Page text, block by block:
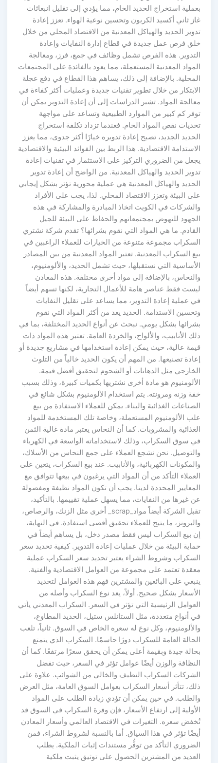
بعملية استخراج الحديد الخام، مما يؤدي إلى تقليل انبعاثات
غاز ثاني أكسيد الكربون وتحسين نوعية الهواء. تعزز إعادة
تدوير الحديد والهياكل المعدنية من الاقتصاد المحلي من خلال
خلق فرص عمل جديدة في قطاع إدارة النفايات وإعادة
التدوير. هذه الفرص تشمل وظائف في جمع، فرز، ومعالجة
المواد المعدنية المستعملة، مما يعود بالفائدة على المجتمعات
المحلية. بالإضافة إلى ذلك، يساهم هذا القطاع في دفع عجلة
الابتكار من خلال تطوير تقنيات جديدة وعمليات أكثر كفاءة في
معالجة المواد. تشير الدراسات إلى أن إعادة التدوير يمكن أن
توفر كم كبير من الموارد الطبيعية وتساعد على مواجهة
تحديات نقص المواد الخام. فعندما تزداد تكلفة استخراج
الحديد الجديد، تصبح إعادة تدويره خيارًا أكثر جدوى، مما يعزز
الاستدامة الاقتصادية. هذا الربط بين الفوائد البيئية والاقتصادية
يجعل من الضروري التركيز على الاستثمار في تقنيات إعادة
تدوير الحديد والهياكل المعدنية. من الواضح أن إعادة تدوير
الحديد والهياكل المعدنية هي عملية محورية تؤثر بشكل إيجابي
على البيئة وتعزز الاقتصاد المحلي. لذا، يجب على الأفراد
والشركات في الكويت اتخاذ المبادرة والمشاركة في هذه
الجهود للنهوض بمجتمعاتهم والحفاظ على البيئة للجيل
القادم. ما هي المواد التي نقوم بشرائها؟ تقدم شركة نشتري
السكراب مجموعة متنوعة من الخيارات للعملاء الراغبين في
بيع السكراب المعدنية. تعتبر المواد المعدنية من بين المصادر
الأساسية التي نستقبلها، حيث تشمل الحديد، والألومنيوم،
والنحاس، بالإضافة إلى مواد أخرى مختلفة. هذه المعادن
ليست فقط عناصر هامة للأعمال التجارية، لكنها تسهم أيضاً
في عملية إعادة التدوير، مما يساعد على تقليل النفايات
وتحسين الاستدامة. الحديد يعد من أكثر المواد التي نقوم
بشرائها بشكل يومي. نبحث عن أنواع الحديد المختلفة، بما في
ذلك الأنابيب، والألواح، والخردة العامة. تعتبر هذه المواد ذات
قيمة عالية، حيث يمكن إعادة استخدامها في مشاريع جديدة أو
إعادة تصنيعها. من المهم أن يكون الحديد خالياً من التلوث
الخارجي مثل الدهانات أو الشحوم لتحقيق أفضل قيمة.
الألومنيوم هو مادة أخرى نشتريها بكميات كبيرة، وذلك بسبب
خفة وزنه ومرونته. يتم استخدام الألومنيوم بشكل شائع في
الصناعات الغذائية والبناء. يمكن للعملاء الاستفادة من بيع
علب الألومنيوم المستعملة، وخاصة تلك المستخدمة للمواد
الغذائية والمشروبات. كما أن النحاس يعتبر مادة غالية الثمن
في سوق السكراب، وذلك لاستخداماته الواسعة في الكهرباء
والتوصيل. نحن نشجع العملاء على جمع النحاس من الأسلاك،
والمكونات الكهربائية، والأنابيب. عند بيع السكراب، يتعين على
العملاء التأكد من أن المواد التي يرغبون في بيعها تتوافق مع
المعايير المحددة لدينا. يجب أن تكون المواد نظيفة ومفصولة
عن غيرها من النفايات، مما يسهل عملية تقييمها. بالتأكيد،
تقبل الشركة أيضاً مواد_scrap_ أخرى مثل الزنك، والرصاص،
والبرونز، ما يتيح للعملاء تحقيق أقصى استفادة. في النهاية،
إن بيع السكراب ليس فقط مصدر دخل، بل يساهم أيضاً في
حماية البيئة من خلال عمليات إعادة التدوير. كيفية تحديد سعر
السكراب وشروط الشراء يعتبر تحديد سعر السكراب عملية
معقدة تعتمد على مجموعة من العوامل الاقتصادية والفنية.
ينبغي على البائعين والمشترين فهم هذه العوامل لتحديد
الأسعار بشكل صحيح. أولاً، يعد نوع السكراب وأصله من
العوامل الرئيسية التي تؤثر في السعر. السكراب المعدني يأتي
في أنواع متعددة، مثل الستانلس ستيل، الحديد المطاوع،
والألومنيوم، وكل نوع له سعره الخاص في السوق. ثانياً، تلعب
الحالة العامة للسكراب دورًا حاسمًا. السكراب الذي يتمتع
بحالة جيدة وبقيمة أعلى يمكن أن يحقق سعرًا مرتفعًا. كما أن
النظافة والوزن أيضًا عوامل تؤثر في السعر، حيث تفضل
الشركات السكراب النظيف والخالي من الشوائب. علاوة على
ذلك، تتأثر أسعار السكراب بعوامل السوق العامة، مثل العرض
والطلب. في حين يمكن أن تؤدي زيادة الطلب على المواد
الأولية إلى ارتفاع الأسعار، فإن وفرة السكراب في السوق قد
تُخفض سعره. التغيرات في الاقتصاد العالمي وأسعار المعادن
أيضًا تؤثر في هذا السياق. أما بالنسبة لشروط الشراء، فمن
الضروري التأكد من توفُّر مستندات إثبات الملكية. يطلب
العديد من المشترين الحصول على توثيق يثبت ملكية